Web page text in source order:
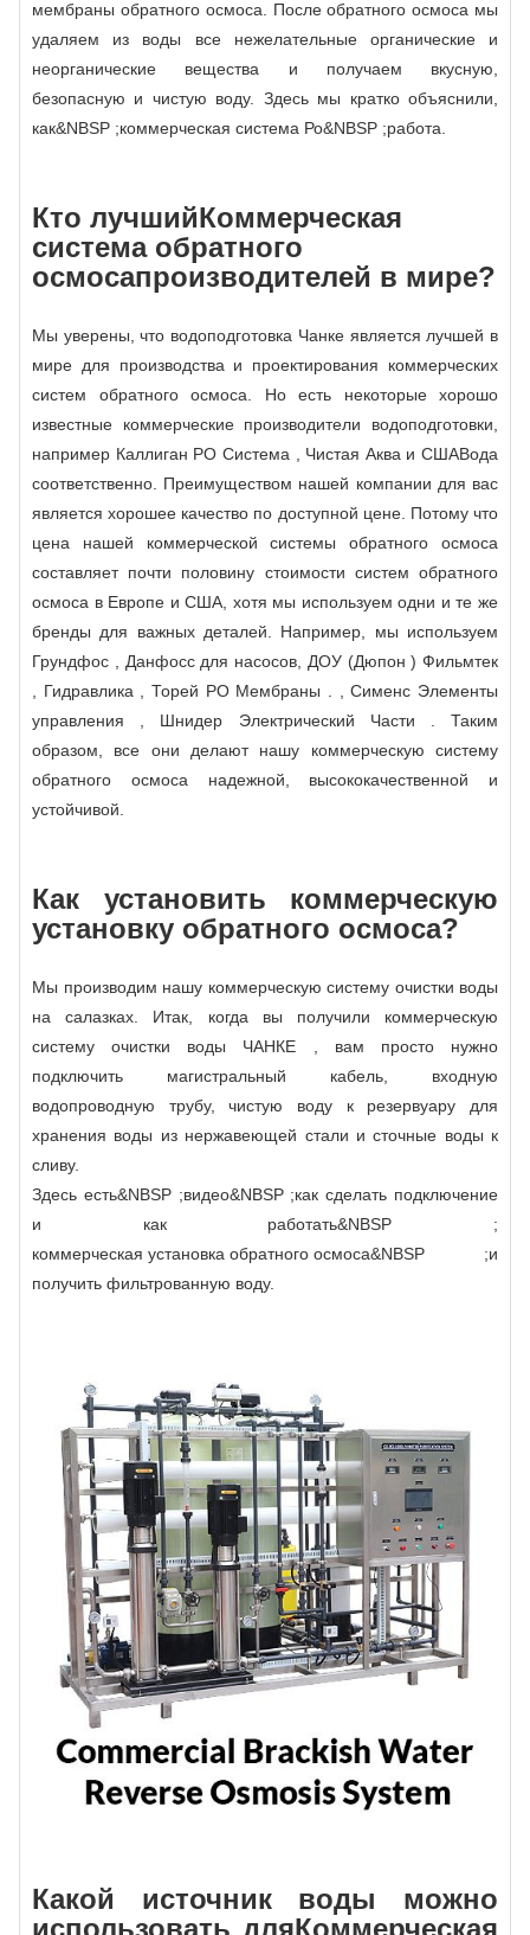
мембраны обратного осмоса. После обратного осмоса мы
удаляем из воды все нежелательные органические и
неорганические вещества и получаем вкусную,
безопасную и чистую воду. Здесь мы кратко объяснили,
как&NBSP ;коммерческая система Ро&NBSP ;работа.
Кто лучшийКоммерческая
система обратного
осмосапроизводителей в мире?
Мы уверены, что водоподготовка Чанке является лучшей в
мире для производства и проектирования коммерческих
систем обратного осмоса. Но есть некоторые хорошо
известные коммерческие производители водоподготовки,
например Каллиган РО Система , Чистая Аква и СШАВода
соответственно. Преимуществом нашей компании для вас
является хорошее качество по доступной цене. Потому что
цена нашей коммерческой системы обратного осмоса
составляет почти половину стоимости систем обратного
осмоса в Европе и США, хотя мы используем одни и те же
бренды для важных деталей. Например, мы используем
Грундфос , Данфосс для насосов, ДОУ (Дюпон ) Фильмтек
, Гидравлика , Торей РО Мембраны . , Сименс Элементы
управления , Шнидер Электрический Части . Таким
образом, все они делают нашу коммерческую систему
обратного осмоса надежной, высококачественной и
устойчивой.
Как установить коммерческую
установку обратного осмоса?
Мы производим нашу коммерческую систему очистки воды
на салазках. Итак, когда вы получили коммерческую
систему очистки воды ЧАНКЕ , вам просто нужно
подключить магистральный кабель, входную
водопроводную трубу, чистую воду к резервуару для
хранения воды из нержавеющей стали и сточные воды к
сливу.
Здесь есть&NBSP ;видео&NBSP ;как сделать подключение
и как работать&NBSP ;
коммерческая установка обратного осмоса&NBSP ;и
получить фильтрованную воду.
Какой источник воды можно